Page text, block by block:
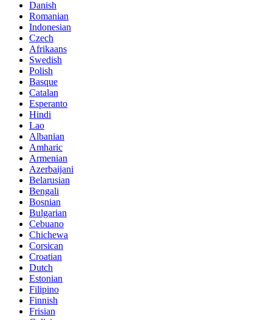
Danish
Romanian
Indonesian
Czech
Afrikaans
Swedish
Polish
Basque
Catalan
Esperanto
Hindi
Lao
Albanian
Amharic
Armenian
Azerbaijani
Belarusian
Bengali
Bosnian
Bulgarian
Cebuano
Chichewa
Corsican
Croatian
Dutch
Estonian
Filipino
Finnish
Frisian